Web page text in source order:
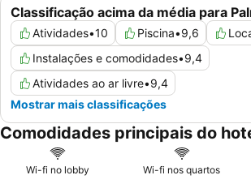
Classificação acima da média para
Atividades•10 Piscina•9,6
Instalações e comodidades•9,4
Atividades ao ar livre•9,4
Mostrar mais classificações
Comodidades principais do
Wi-fi no lobby Wi-fi nos quartos